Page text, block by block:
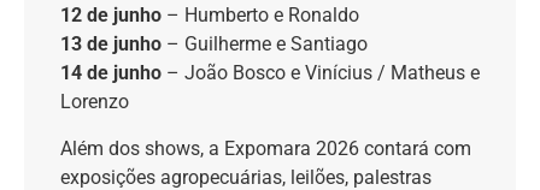
12 de junho – Humberto e Ronaldo
13 de junho – Guilherme e Santiago
14 de junho – João Bosco e Vinícius / Matheus e
Lorenzo
Além dos shows, a Expomara 2026 contará com
exposições agropecuárias, leilões, palestras